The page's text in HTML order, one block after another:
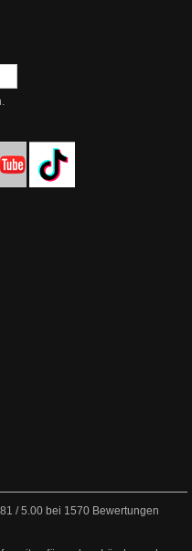
/5.00 bei 1570 Bewertungen